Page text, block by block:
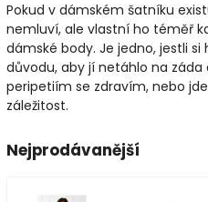
Pokud v dámském šatníku
nemluví, ale vlastní ho téměř
dámské body. Je jedno, jestli
důvodu, aby jí netáhlo na
peripetiím se zdravím, nebo
záležitost.
Nejprodávanější